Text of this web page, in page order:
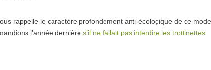
rappelle le caractère profondément anti-écologique de ce mode
l’année dernière s’il ne fallait pas interdire les trottinettes